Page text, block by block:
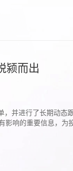
颍而出
并进行了长期动
响的重要信息，